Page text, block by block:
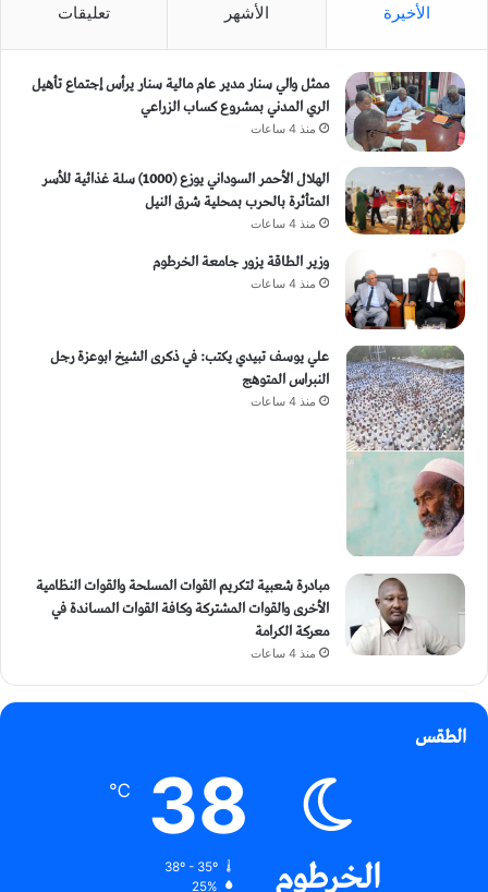
الأخيرة الأشهر تعليقات
ممثل والي سنار مدير عام مالية سنار يرأس إجتماع تأهيل
الري المدني بمشروع كساب الزراعي
منذ 4 ساعات
الهلال الأحمر السوداني يوزع (1000) سلة غذائية للأسر
المتأثرة بالحرب بمحلية شرق النيل
منذ 4 ساعات
وزير الطاقة يزور جامعة الخرطوم
منذ 4 ساعات
علي يوسف تبيدي يكتب: في ذكرى الشيخ ابوعزة رجل
النبراس المتوهج
منذ 4 ساعات
مبادرة شعبية لتكريم القوات المسلحة والقوات النظامية
الأخرى والقوات المشتركة وكافة القوات المساندة في
معركة الكرامة
منذ 4 ساعات
الطقس
الخرطوم
38
℃
38º - 35º
25%